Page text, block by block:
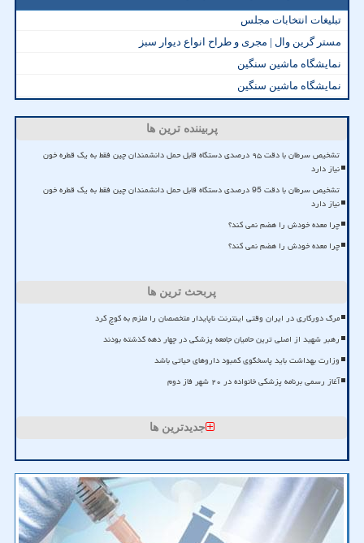
تبلیغات انتخابات مجلس
مستر گرین وال | مجری و طراح انواع دیوار سبز
نمایشگاه ماشین سنگین
نمایشگاه ماشین سنگین
پربیننده ترین ها
تشخیص سرطان با دقت ۹۵ درصدی دستگاه قابل حمل دانشمندان چین فقط به یک قطره خون
نیاز دارد
تشخیص سرطان با دقت 95 درصدی دستگاه قابل حمل دانشمندان چین فقط به یک قطره خون
نیاز دارد
چرا معده خودش را هضم نمی کند؟
چرا معده خودش را هضم نمی کند؟
پربحث ترین ها
مرگ دورکاری در ایران وقتی اینترنت ناپایدار متخصصان را ملزم به کوچ کرد
رهبر شهید از اصلی ترین حامیان جامعه پزشکی در چهار دهه گذشته بودند
وزارت بهداشت باید پاسخگوی کمبود داروهای حیاتی باشد
آغاز رسمی برنامه پزشکی خانواده در ۲۰ شهر فاز دوم
جدیدترین ها